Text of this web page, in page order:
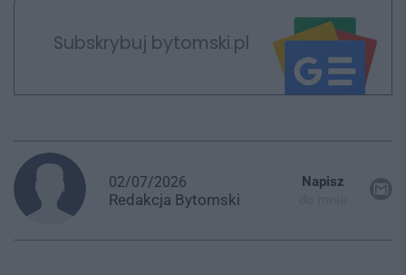
Subskrybuj bytomski.pl
02/07/2026
Redakcja Bytomski
Napisz